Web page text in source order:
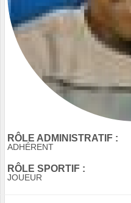
RÔLE ADMINISTRATIF :
ADHÉRENT
RÔLE SPORTIF :
JOUEUR